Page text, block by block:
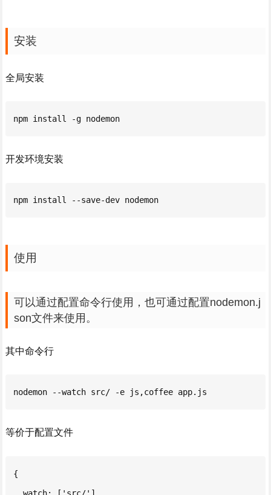
安装
全局安装
npm install -g nodemon
开发环境安装
npm install --save-dev nodemon
使用
可以通过配置命令行使用，也可通过配置nodemon.j
son文件来使用。
其中命令行
nodemon --watch src/ -e js,coffee app.js
等价于配置文件
{
watch: ['src/'],